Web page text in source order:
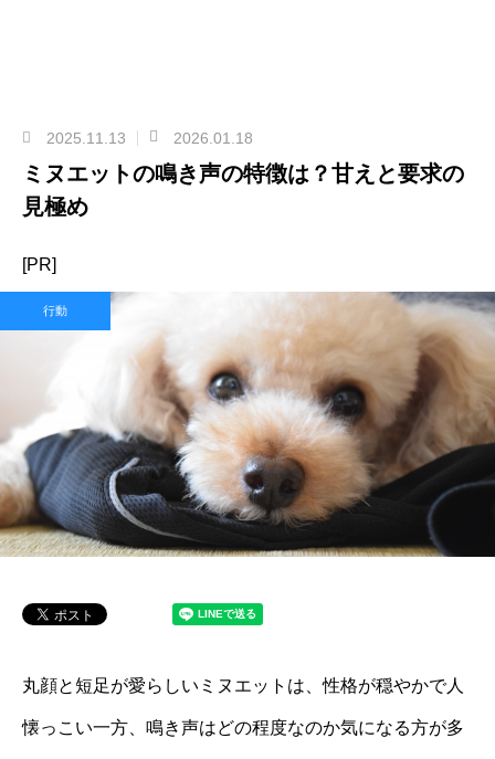
2025.11.13 2026.01.18
ミヌエットの鳴き声の特徴は？甘えと要求の
見極め
[PR]
行動
丸顔と短足が愛らしいミヌエットは、性格が穏やかで人
懐っこい一方、鳴き声はどの程度なのか気になる方が多